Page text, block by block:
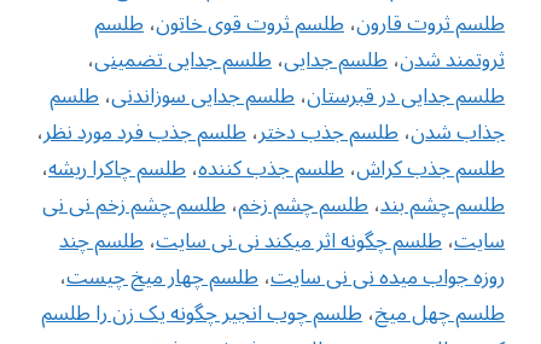
طلسم ثروت قارون،طلسم ثروت قوی خاتون،طلسم
ثروتمند شدن،طلسم جدایی،طلسم جدایی تضمینی،
طلسم جدایی در قبرستان،طلسم جدایی سوزاندنی،طلسم
جذاب شدن،طلسم جذب دختر،طلسم جذب فرد مورد نظر،
طلسم جذب کراش،طلسم جذب کننده،طلسم چاکرا ریشه،
طلسم چشم بند،طلسم چشم زخم،طلسم چشم زخم نی نی
سایت،طلسم چگونه اثر میکند نی نی سایت،طلسم چند
روزه جواب میده نی نی سایت،طلسم چهار میخ چیست،
طلسم چهل میخ،طلسم چوب انجیر چگونه یک زن را طلسم